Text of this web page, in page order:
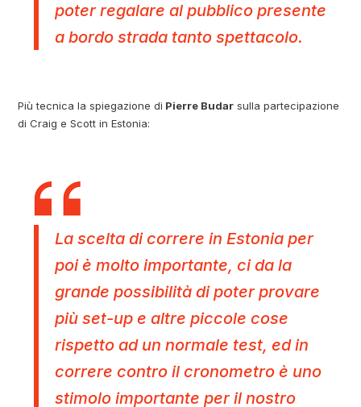
poter regalare al pubblico presente
a bordo strada tanto spettacolo.
Più tecnica la spiegazione di Pierre Budar sulla partecipazione
di Craig e Scott in Estonia:
La scelta di correre in Estonia per
poi è molto importante, ci da la
grande possibilità di poter provare
più set-up e altre piccole cose
rispetto ad un normale test, ed in
correre contro il cronometro è uno
stimolo importante per il nostro